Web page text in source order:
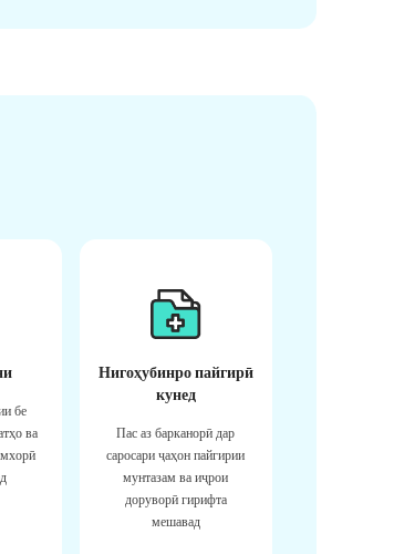
бе
ва
Нигоҳубинро пайгирӣ
кунед
Пас аз барканорӣ дар
саросари ҷаҳон пайгирии
мунтазам ва иҷрои
доруворӣ гирифта
мешавад